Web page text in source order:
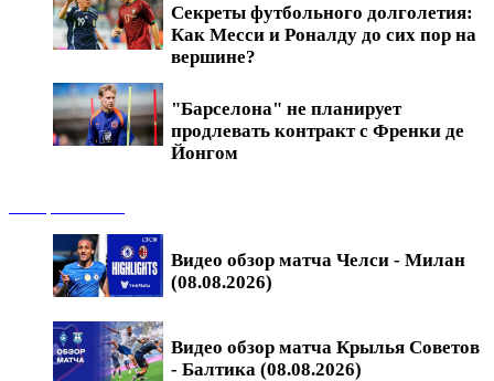
Секреты футбольного долголетия:
Как Месси и Роналду до сих пор на
вершине?
"Барселона" не планирует
продлевать контракт с Френки де
Йонгом
Видео обзор матча Челси - Милан
(08.08.2026)
Видео обзор матча Крылья Советов
- Балтика (08.08.2026)